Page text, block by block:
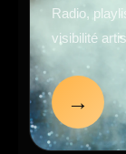
Radio,
visibilité
→